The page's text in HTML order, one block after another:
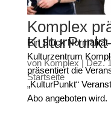
Komplex
von Komplex Dez.
Startseite
Ein Stück
Kulturzentrum
präsentiert die
„KulturPunkt“
Abo angeboten wird.